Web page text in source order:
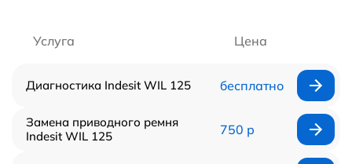
Услуга Цена
Диагностика Indesit WIL 125 бесплатно
Замена приводного ремня
Indesit WIL 125
750 р